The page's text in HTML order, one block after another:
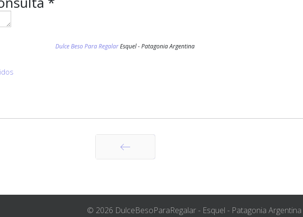
Dulce Beso Para RegalarEsquel - Patagonia Argentina
© 2026 DulceBesoParaRegalar - Esquel - Patagonia Argentina